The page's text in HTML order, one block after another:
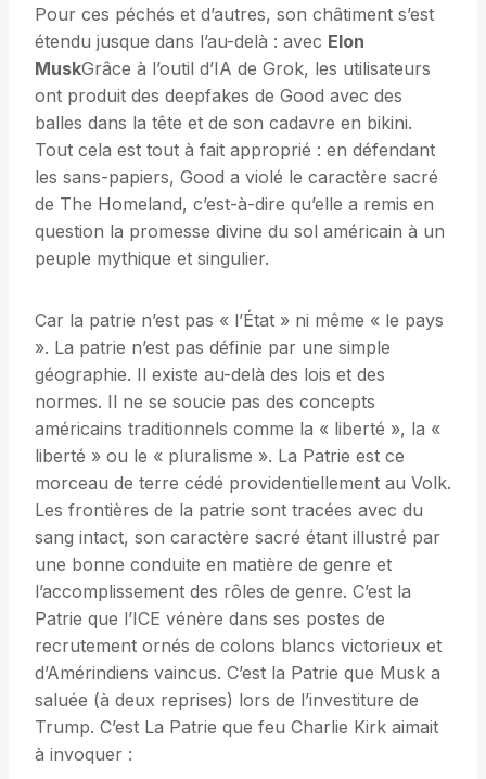
Pour ces péchés et d’autres, son châtiment s’est
étendu jusque dans l’au-delà : avec Elon
MuskGrâce à l’outil d’IA de Grok, les utilisateurs
ont produit des deepfakes de Good avec des
balles dans la tête et de son cadavre en bikini.
Tout cela est tout à fait approprié : en défendant
les sans-papiers, Good a violé le caractère sacré
de The Homeland, c’est-à-dire qu’elle a remis en
question la promesse divine du sol américain à un
peuple mythique et singulier.
Car la patrie n’est pas « l’État » ni même « le pays
». La patrie n’est pas définie par une simple
géographie. Il existe au-delà des lois et des
normes. Il ne se soucie pas des concepts
américains traditionnels comme la « liberté », la «
liberté » ou le « pluralisme ». La Patrie est ce
morceau de terre cédé providentiellement au Volk.
Les frontières de la patrie sont tracées avec du
sang intact, son caractère sacré étant illustré par
une bonne conduite en matière de genre et
l’accomplissement des rôles de genre. C’est la
Patrie que l’ICE vénère dans ses postes de
recrutement ornés de colons blancs victorieux et
d’Amérindiens vaincus. C’est la Patrie que Musk a
saluée (à deux reprises) lors de l’investiture de
Trump. C’est La Patrie que feu Charlie Kirk aimait
à invoquer :